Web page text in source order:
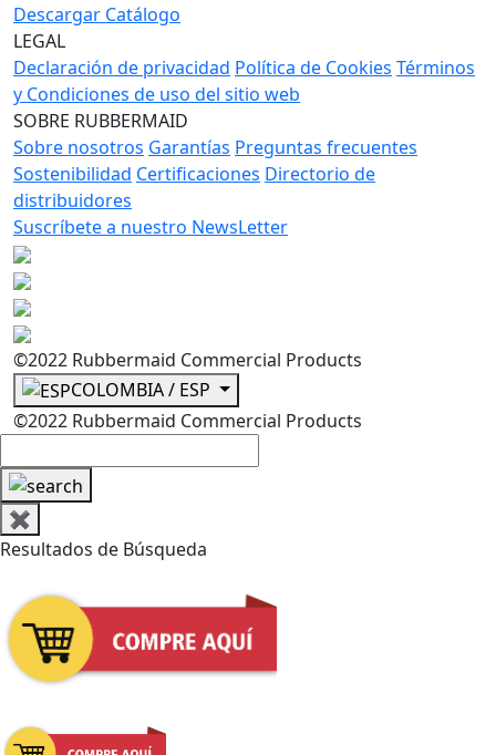
Descargar Catálogo
LEGAL
Declaración de privacidad Política de Cookies Términos
y Condiciones de uso del sitio web
SOBRE RUBBERMAID
Sobre nosotros Garantías Preguntas frecuentes
Sostenibilidad Certificaciones Directorio de
distribuidores
Suscríbete a nuestro NewsLetter
©2022 Rubbermaid Commercial Products
COLOMBIA / ESP
©2022 Rubbermaid Commercial Products
✖
Resultados de Búsqueda